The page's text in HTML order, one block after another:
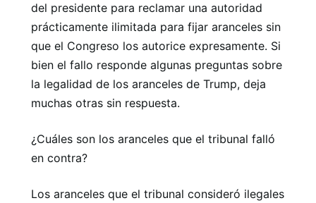
del presidente para reclamar una autoridad
prácticamente ilimitada para fijar aranceles sin
que el Congreso los autorice expresamente. Si
bien el fallo responde algunas preguntas sobre
la legalidad de los aranceles de Trump, deja
muchas otras sin respuesta.
¿Cuáles son los aranceles que el tribunal falló
en contra?
Los aranceles que el tribunal consideró ilegales